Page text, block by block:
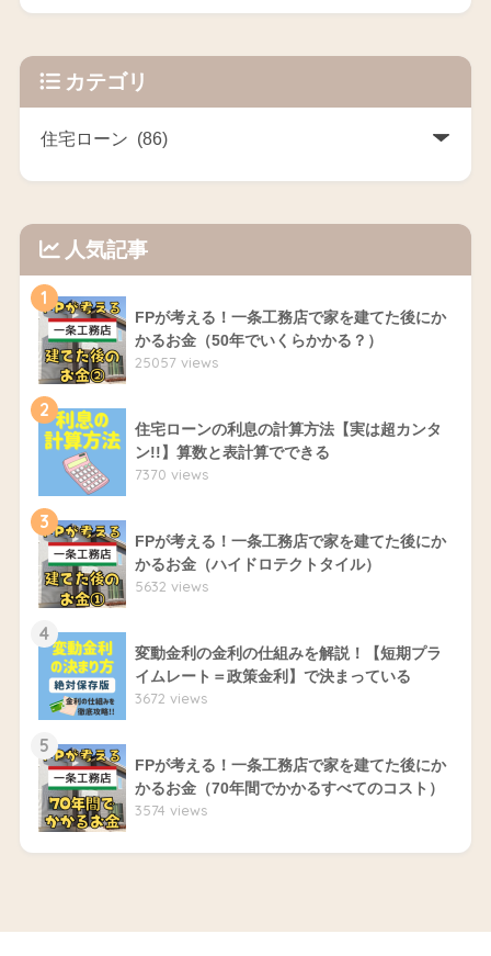
カテゴリ
人気記事
1
FPが考える！一条工務店で家を建てた後にか
かるお金（50年でいくらかかる？）
25057 views
2
住宅ローンの利息の計算方法【実は超カンタ
ン!!】算数と表計算でできる
7370 views
3
FPが考える！一条工務店で家を建てた後にか
かるお金（ハイドロテクトタイル）
5632 views
4
変動金利の金利の仕組みを解説！【短期プラ
イムレート＝政策金利】で決まっている
3672 views
5
FPが考える！一条工務店で家を建てた後にか
かるお金（70年間でかかるすべてのコスト）
3574 views